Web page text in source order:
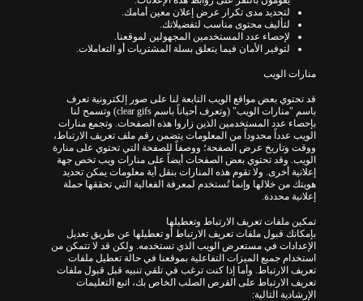
لتحديد مدى تكرار عرض إعلان معين أمامك.
لتأليف محتوى مناسب لتفضيلاتك.
لإحصاء عدد المستخدمين المجهولين لموقعنا.
لتوفير الأمان فيما يتعلق بسلة المشتريات أو التعاملات.
منارات الويب
قد تحتوي بعض مواقع الويب التابعة لنا على صور إلكترونية تعرف
باسم "منارات الويب" (وتعرف أحياناً باسم clear gifs) وتسمح لنا
بإحصاء عدد المستخدمين الذين زاروا هذه الصفحات. وتجمع منارات
الويب عدداً محدوداً من المعلومات يتضمن رقم ملف تعريف الارتباط،
ووقت وتاريخ عرض الصفحة؛ ووصفاً للصفحة التي تحتوي على منارة
الويب. وقد تحتوي بعض الصفحات أيضاً على منارات ويب تخص جهة
إعلانية أخرى. ولا تقوم هذه المنارات بنقل أية معلومات يمكن تحديد
هويتك من خلالها وإنما تُستخدم لمعرفة الفعالية التي تحققها حملة
إعلانية محددة.
تمكين ملفات تعريف الارتباط وتعطيلها
بإمكانك قبول ملفات تعريف الارتباط أو تعطيلها عن طريق تعديل
الإعدادات في مستعرض الويب الذي تستخدمه. ولكن قد لا تتمكن من
استخدام جميع الميزات التفاعلية بموقعنا في حالة تعطيل ملفات
تعريف الارتباط. وأما إذا كنت ترغب في تلقي تنبيه قبل قبول ملفات
تعريف الارتباط على القرص الصلب الخاص بك، اتبع التعليمات
الإرشادية التالية: